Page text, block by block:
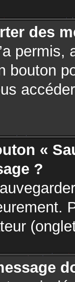
des
bouton
«
?